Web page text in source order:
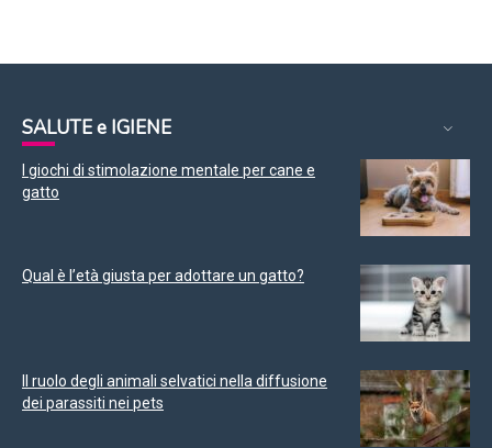
SALUTE e IGIENE
I giochi di stimolazione mentale per cane e
gatto
Qual è l’età giusta per adottare un gatto?
Il ruolo degli animali selvatici nella diffusione
dei parassiti nei pets